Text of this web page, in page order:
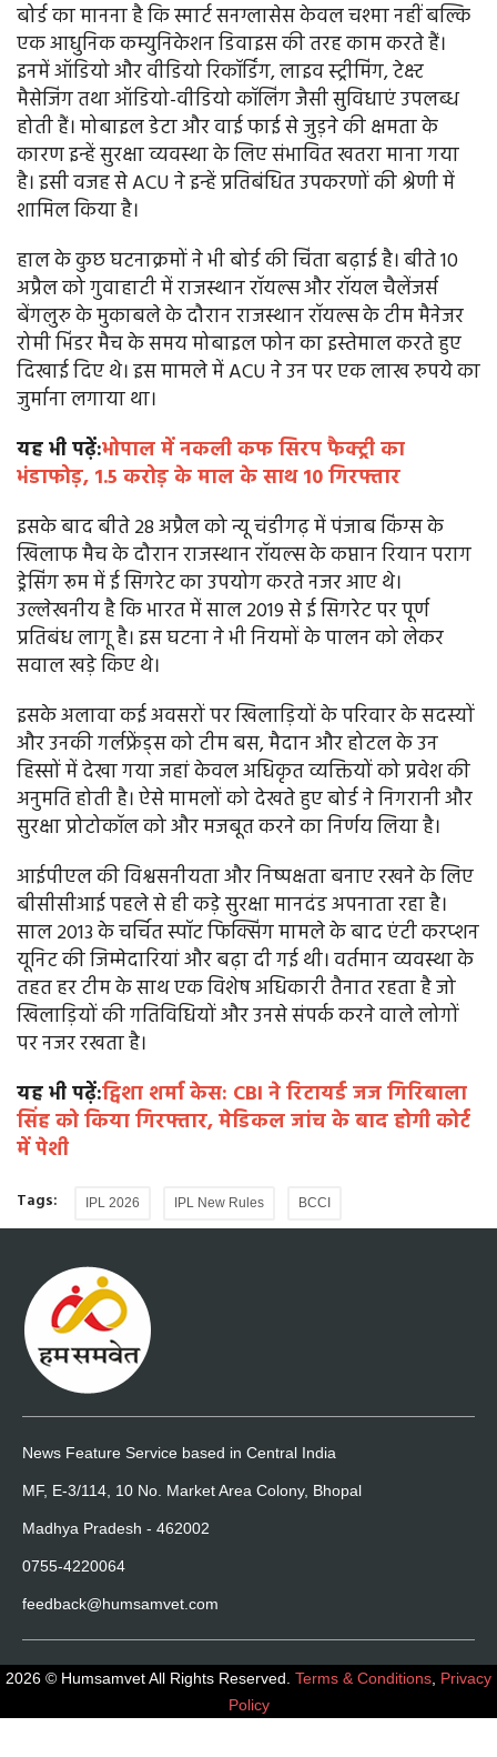
बोर्ड का मानना है कि स्मार्ट सनग्लासेस केवल चश्मा नहीं बल्कि
एक आधुनिक कम्युनिकेशन डिवाइस की तरह काम करते हैं।
इनमें ऑडियो और वीडियो रिकॉर्डिंग, लाइव स्ट्रीमिंग, टेक्स्ट
मैसेजिंग तथा ऑडियो-वीडियो कॉलिंग जैसी सुविधाएं उपलब्ध
होती हैं। मोबाइल डेटा और वाई फाई से जुड़ने की क्षमता के
कारण इन्हें सुरक्षा व्यवस्था के लिए संभावित खतरा माना गया
है। इसी वजह से ACU ने इन्हें प्रतिबंधित उपकरणों की श्रेणी में
शामिल किया है।
हाल के कुछ घटनाक्रमों ने भी बोर्ड की चिंता बढ़ाई है। बीते 10
अप्रैल को गुवाहाटी में राजस्थान रॉयल्स और रॉयल चैलेंजर्स
बेंगलुरु के मुकाबले के दौरान राजस्थान रॉयल्स के टीम मैनेजर
रोमी भिंडर मैच के समय मोबाइल फोन का इस्तेमाल करते हुए
दिखाई दिए थे। इस मामले में ACU ने उन पर एक लाख रुपये का
जुर्माना लगाया था।
यह भी पढ़ें:भोपाल में नकली कफ सिरप फैक्ट्री का
भंडाफोड़, 1.5 करोड़ के माल के साथ 10 गिरफ्तार
इसके बाद बीते 28 अप्रैल को न्यू चंडीगढ़ में पंजाब किंग्स के
खिलाफ मैच के दौरान राजस्थान रॉयल्स के कप्तान रियान पराग
ड्रेसिंग रूम में ई सिगरेट का उपयोग करते नजर आए थे।
उल्लेखनीय है कि भारत में साल 2019 से ई सिगरेट पर पूर्ण
प्रतिबंध लागू है। इस घटना ने भी नियमों के पालन को लेकर
सवाल खड़े किए थे।
इसके अलावा कई अवसरों पर खिलाड़ियों के परिवार के सदस्यों
और उनकी गर्लफ्रेंड्स को टीम बस, मैदान और होटल के उन
हिस्सों में देखा गया जहां केवल अधिकृत व्यक्तियों को प्रवेश की
अनुमति होती है। ऐसे मामलों को देखते हुए बोर्ड ने निगरानी और
सुरक्षा प्रोटोकॉल को और मजबूत करने का निर्णय लिया है।
आईपीएल की विश्वसनीयता और निष्पक्षता बनाए रखने के लिए
बीसीसीआई पहले से ही कड़े सुरक्षा मानदंड अपनाता रहा है।
साल 2013 के चर्चित स्पॉट फिक्सिंग मामले के बाद एंटी करप्शन
यूनिट की जिम्मेदारियां और बढ़ा दी गई थी। वर्तमान व्यवस्था के
तहत हर टीम के साथ एक विशेष अधिकारी तैनात रहता है जो
खिलाड़ियों की गतिविधियों और उनसे संपर्क करने वाले लोगों
पर नजर रखता है।
यह भी पढ़ें:ट्विशा शर्मा केस: CBI ने रिटायर्ड जज गिरिबाला
सिंह को किया गिरफ्तार, मेडिकल जांच के बाद होगी कोर्ट
में पेशी
Tags: IPL 2026 IPL New Rules BCCI
News Feature Service based in Central India
MF, E-3/114, 10 No. Market Area Colony, Bhopal
Madhya Pradesh - 462002
0755-4220064
feedback@humsamvet.com
2026 © Humsamvet All Rights Reserved. Terms & Conditions Privacy
Policy